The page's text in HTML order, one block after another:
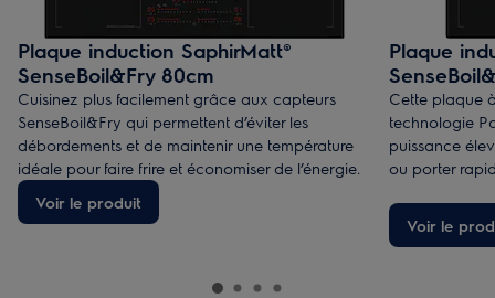
Plaque induction SaphirMatt®
SenseBoil&Fry 80cm
Cuisinez plus facilement grâce aux capteurs
SenseBoil&Fry qui permettent d’éviter les
débordements et de maintenir une température
idéale pour faire frire et économiser de l’énergie.
Voir le produit
Plaque
Cette plaque
technologie
puissance
ou porter
Voir le